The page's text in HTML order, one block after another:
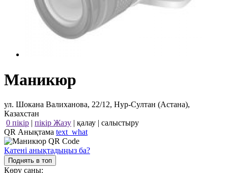
Маникюр
ул. Шокана Валиханова, 22/12, Нур-Султан (Астана),
Казахстан
0 пікір | пікір Жазу | қалау | салыстыру
QR Анықтама text_what
Қатені анықтадыңыз ба?
Поднять в топ
Көру саны: